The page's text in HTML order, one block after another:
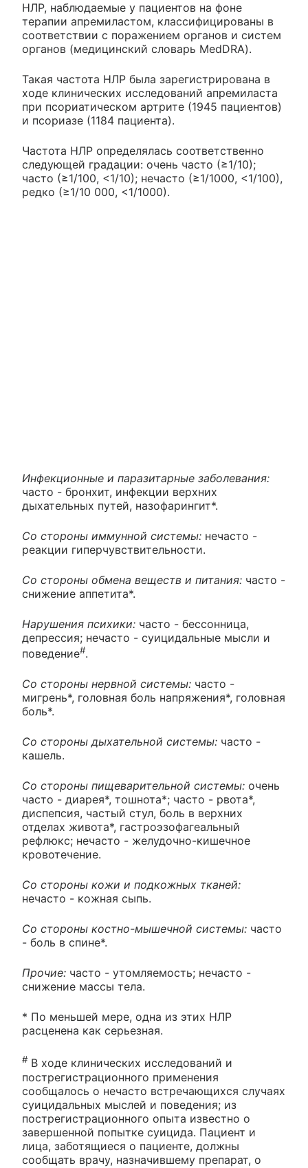
НЛР, наблюдаемые у пациентов на фоне
терапии апремиластом, классифицированы в
соответствии с поражением органов и систем
органов (медицинский словарь MedDRA).
Такая частота НЛР была зарегистрирована в
ходе клинических исследований апремиласта
при псориатическом артрите (1945 пациентов)
и псориазе (1184 пациента).
Частота НЛР определялась соответственно
следующей градации: очень часто (≥1/10);
часто (≥1/100, <1/10); нечасто (≥1/1000, <1/100),
редко (≥1/10 000, <1/1000).
Инфекционные и паразитарные заболевания:
часто - бронхит, инфекции верхних
дыхательных путей, назофарингит*.
Со стороны иммунной системы: нечасто -
реакции гиперчувствительности.
Со стороны обмена веществ и питания: часто -
снижение аппетита*.
Нарушения психики: часто - бессонница,
депрессия; нечасто - суицидальные мысли и
поведение#.
Со стороны нервной системы: часто -
мигрень*, головная боль напряжения*, головная
боль*.
Со стороны дыхательной системы: часто -
кашель.
Со стороны пищеварительной системы: очень
часто - диарея*, тошнота*; часто - рвота*,
диспепсия, частый стул, боль в верхних
отделах живота*, гастроэзофагеальный
рефлюкс; нечасто - желудочно-кишечное
кровотечение.
Со стороны кожи и подкожных тканей:
нечасто - кожная сыпь.
Со стороны костно-мышечной системы: часто
- боль в спине*.
Прочие: часто - утомляемость; нечасто -
снижение массы тела.
* По меньшей мере, одна из этих НЛР
расценена как серьезная.
# В ходе клинических исследований и
пострегистрационного применения
сообщалось о нечасто встречающихся случаях
суицидальных мыслей и поведения; из
пострегистрационного опыта известно о
завершенной попытке суицида. Пациент и
лица, заботящиеся о пациенте, должны
сообщать врачу, назначившему препарат, о